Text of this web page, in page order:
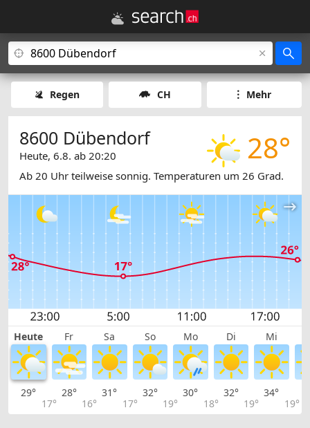
Regen CH Mehr
28°
8600 Dübendorf
Heute, 6.8. ab 20:20
Ab 20 Uhr teilweise sonnig. Temperaturen um 26 Grad.
Heute Fr Sa So Mo Di Mi
29°
17°
28°
16°
31°
17°
32°
19°
30°
18°
32°
19°
34°
19°